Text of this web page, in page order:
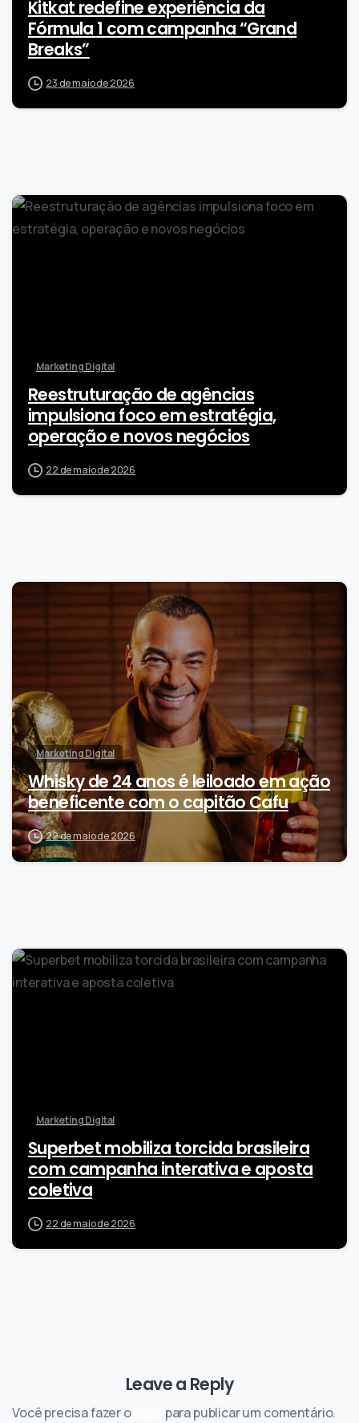
Kitkat redefine experiência da
Fórmula 1 com campanha “Grand
Breaks”
23 de maio de 2026
Marketing Digital
Reestruturação de agências
impulsiona foco em estratégia,
operação e novos negócios
22 de maio de 2026
Marketing Digital
Whisky de 24 anos é leiloado em ação
beneficente com o capitão Cafu
22 de maio de 2026
Marketing Digital
Superbet mobiliza torcida brasileira
com campanha interativa e aposta
coletiva
22 de maio de 2026
Leave a Reply
Você precisa fazer o para publicar um comentário.